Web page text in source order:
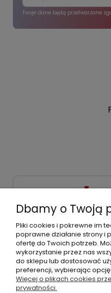
Twoje dane będą przetwarzane
©2026 Wszelkie
Dbamy o Twoją
Pliki cookies i pokrewne im
poprawne działanie strony
ofertę do Twoich potrzeb.
wykorzystanie przez nas
do sklepu lub dostosować
preferencji, wybierając
Więcej o plikach cookies
prywatności.